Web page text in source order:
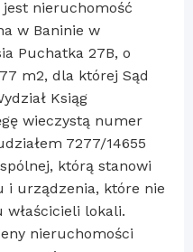
nieruchomość
w Baninie w
Puchatka 27B, o
m2, dla której Sąd
Ksiąg
wieczystą numer
7277/14655
którą stanowi
i urządzenia, które nie
właścicieli lokali.
nieruchomości